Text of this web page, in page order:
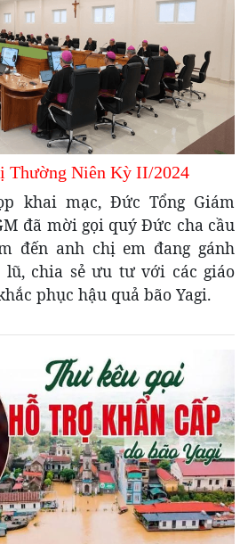
Thường Niên Kỳ II/2024
khai mạc, Đức Tổng Giám
đã mời gọi quý Đức cha cầu
đến anh chị em đang gánh
lũ, chia sẻ ưu tư với các giáo
phục hậu quả bão Yagi.